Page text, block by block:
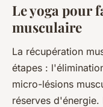
Le yoga pour
musculaire
La récupération
étapes :
micro-lésions
réserves